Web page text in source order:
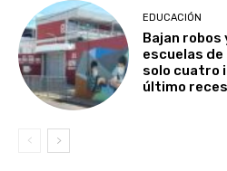
EDUCACIÓN
Bajan robos
escuelas de
solo cuatro
último